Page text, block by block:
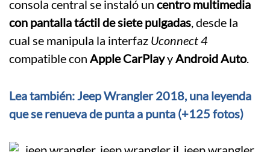
consola central se instaló un centro multimedia
con pantalla táctil de siete pulgadas, desde la
cual se manipula la interfaz Uconnect 4
compatible con Apple CarPlayyAndroid Auto.
Lea también: Jeep Wrangler 2018, una leyenda
que se renueva de punta a punta (+125 fotos)